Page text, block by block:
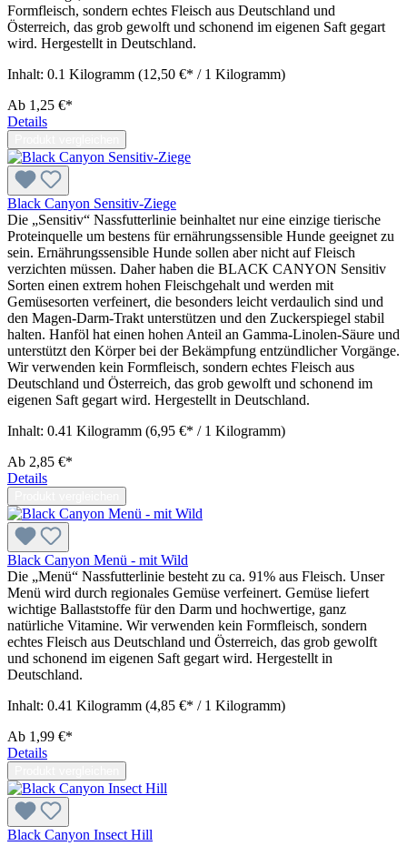
Formfleisch, sondern echtes Fleisch aus Deutschland und
Österreich, das grob gewolft und schonend im eigenen Saft gegart
wird. Hergestellt in Deutschland.
Inhalt: 0.1 Kilogramm (12,50 €* / 1 Kilogramm)
Ab 1,25 €*
Details
Black Canyon Sensitiv-Ziege
Die „Sensitiv“ Nassfutterlinie beinhaltet nur eine einzige tierische
Proteinquelle um bestens für ernährungssensible Hunde geeignet zu
sein. Ernährungssensible Hunde sollen aber nicht auf Fleisch
verzichten müssen. Daher haben die BLACK CANYON Sensitiv
Sorten einen extrem hohen Fleischgehalt und werden mit
Gemüsesorten verfeinert, die besonders leicht verdaulich sind und
den Magen-Darm-Trakt unterstützen und den Zuckerspiegel stabil
halten. Hanföl hat einen hohen Anteil an Gamma-Linolen-Säure und
unterstützt den Körper bei der Bekämpfung entzündlicher Vorgänge.
Wir verwenden kein Formfleisch, sondern echtes Fleisch aus
Deutschland und Österreich, das grob gewolft und schonend im
eigenen Saft gegart wird. Hergestellt in Deutschland.
Inhalt: 0.41 Kilogramm (6,95 €* / 1 Kilogramm)
Ab 2,85 €*
Details
Black Canyon Menü - mit Wild
Die „Menü“ Nassfutterlinie besteht zu ca. 91% aus Fleisch. Unser
Menü wird durch regionales Gemüse verfeinert. Gemüse liefert
wichtige Ballaststoffe für den Darm und hochwertige, ganz
natürliche Vitamine. Wir verwenden kein Formfleisch, sondern
echtes Fleisch aus Deutschland und Österreich, das grob gewolft
und schonend im eigenen Saft gegart wird. Hergestellt in
Deutschland.
Inhalt: 0.41 Kilogramm (4,85 €* / 1 Kilogramm)
Ab 1,99 €*
Details
Black Canyon Insect Hill